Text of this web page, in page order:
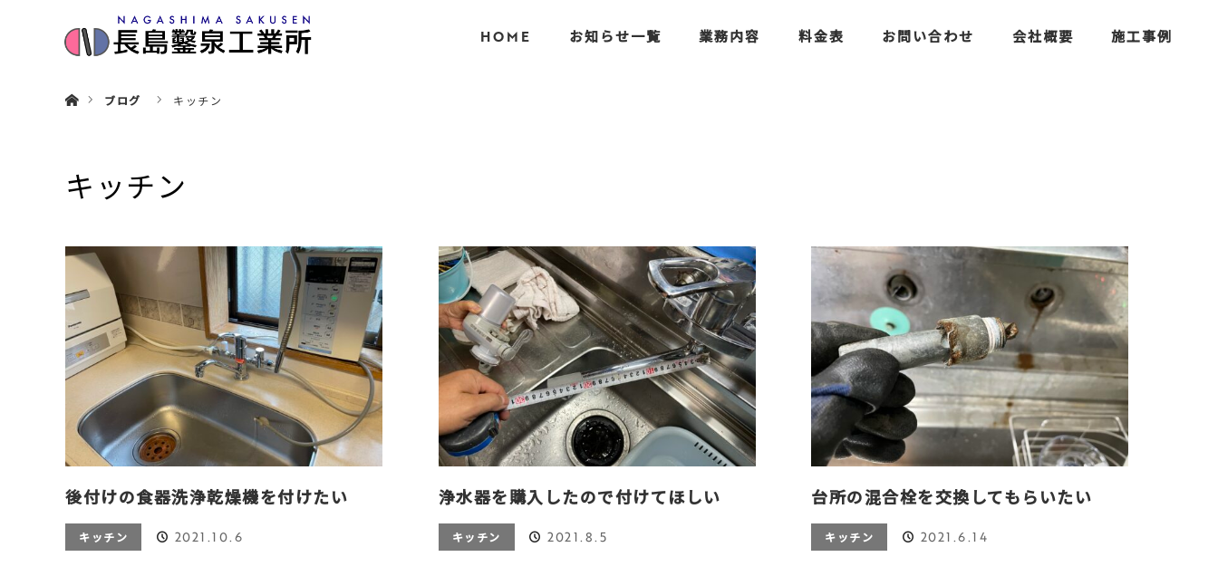
HOME お知らせ一覧 業務内容 料金表 お問い合わせ 会社概要 施工事例
ブログ
キッチン
キッチン
後付けの食器洗浄乾燥機を付けたい
キッチン 2021.10.6
浄水器を購入したので付けてほしい
キッチン 2021.8.5
台所の混合栓を交換してもらいたい
キッチン 2021.6.14